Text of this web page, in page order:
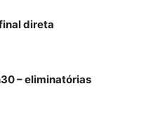
direta
– eliminatórias